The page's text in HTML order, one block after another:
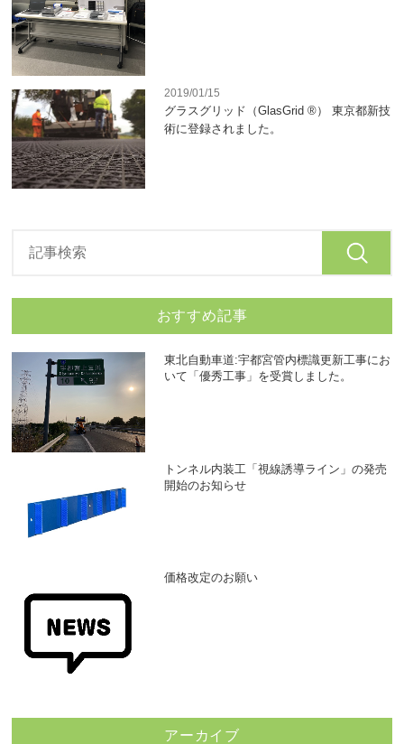
2019/01/15
グラスグリッド（GlasGrid ®） 東京都新技
術に登録されました。
おすすめ記事
東北自動車道:宇都宮管内標識更新工事にお
いて「優秀工事」を受賞しました。
トンネル内装工「視線誘導ライン」の発売
開始のお知らせ
価格改定のお願い
アーカイブ